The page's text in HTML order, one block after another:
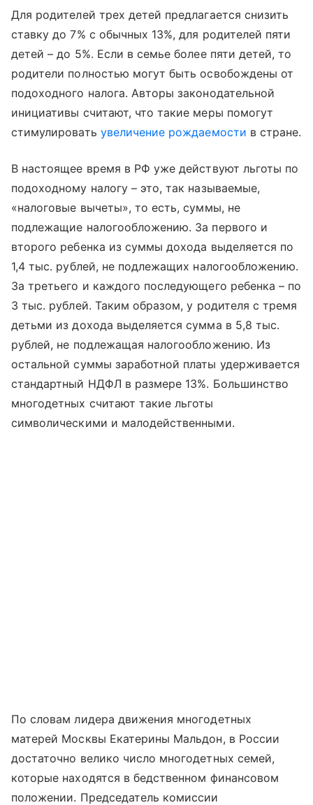
Для родителей трех детей предлагается снизить
ставку до 7% с обычных 13%, для родителей пяти
детей – до 5%. Если в семье более пяти детей, то
родители полностью могут быть освобождены от
подоходного налога. Авторы законодательной
инициативы считают, что такие меры помогут
стимулировать увеличение рождаемости в стране.
В настоящее время в РФ уже действуют льготы по
подоходному налогу – это, так называемые,
«налоговые вычеты», то есть, суммы, не
подлежащие налогообложению. За первого и
второго ребенка из суммы дохода выделяется по
1,4 тыс. рублей, не подлежащих налогообложению.
За третьего и каждого последующего ребенка – по
3 тыс. рублей. Таким образом, у родителя с тремя
детьми из дохода выделяется сумма в 5,8 тыс.
рублей, не подлежащая налогообложению. Из
остальной суммы заработной платы удерживается
стандартный НДФЛ в размере 13%. Большинство
многодетных считают такие льготы
символическими и малодейственными.
По словам лидера движения многодетных
матерей Москвы Екатерины Мальдон, в России
достаточно велико число многодетных семей,
которые находятся в бедственном финансовом
положении. Председатель комиссии